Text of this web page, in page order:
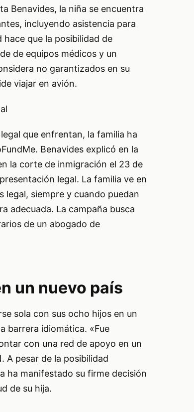
Benavides, la niña se encuentra
incluyendo asistencia para
que la posibilidad de
de equipos médicos y un
no garantizados en su
viajar en avión.
que enfrentan, la familia ha
Benavides explicó en la
la corte de inmigración el 23 de
legal. La familia ve en
siempre y cuando puedan
adecuada. La campaña busca
de un abogado de
un nuevo país
sola con sus ocho hijos en un
barrera idiomática. «Fue
con una red de apoyo en un
A pesar de la posibilidad
ha manifestado su firme decisión
de su hija.